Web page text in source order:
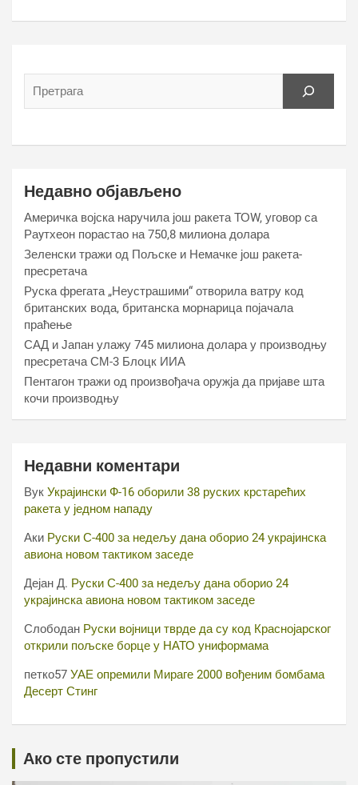
Недавно објављено
Америчка војска наручила још ракета ТОW, уговор са
Раyтхеон порастао на 750,8 милиона долара
Зеленски тражи од Пољске и Немачке још ракета-
пресретача
Руска фрегата „Неустрашими“ отворила ватру код
британских вода, британска морнарица појачала
праћење
САД и Јапан улажу 745 милиона долара у производњу
пресретача СМ-3 Блоцк ИИА
Пентагон тражи од произвођача оружја да пријаве шта
кочи производњу
Недавни коментари
Вук Украјински Ф-16 оборили 38 руских крстарећих
ракета у једном нападу
Аки Руски С-400 за недељу дана оборио 24 украјинска
авиона новом тактиком заседе
Дејан Д. Руски С-400 за недељу дана оборио 24
украјинска авиона новом тактиком заседе
Слободан Руски војници тврде да су код Краснојарског
открили пољске борце у НАТО униформама
петко57 УАЕ опремили Мираге 2000 вођеним бомбама
Десерт Стинг
Ако сте пропустили